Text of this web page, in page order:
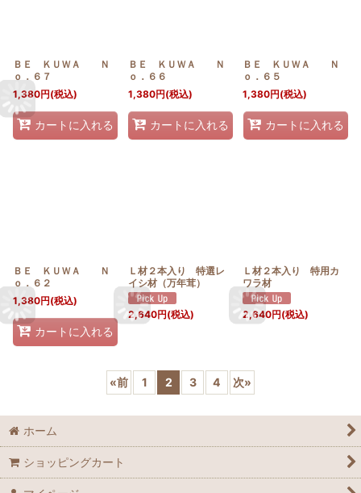
ＢＥ ＫＵＷＡ Ｎ
ｏ．６７
1,380円(税込)
カートに入れる
ＢＥ ＫＵＷＡ Ｎ
ｏ．６６
1,380円(税込)
カートに入れる
ＢＥ ＫＵＷＡ Ｎ
ｏ．６５
1,380円(税込)
カートに入れる
ＢＥ ＫＵＷＡ Ｎ
ｏ．６２
1,380円(税込)
カートに入れる
Ｌ材２本入り 特選レ
イシ材（万年茸）
2,640円(税込)
Ｌ材２本入り 特用カ
ワラ材
2,640円(税込)
«前 1 2 3 4 次»
ホーム
ショッピングカート